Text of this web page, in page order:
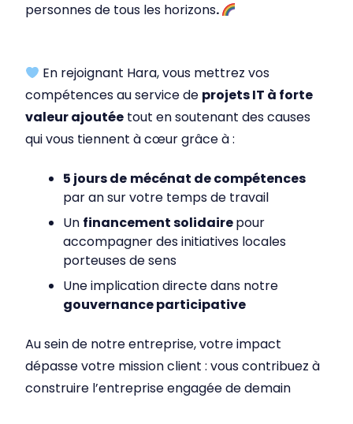
personnes de tous les horizons.
En rejoignant Hara, vous mettrez vos
compétences au service de projets IT à forte
valeur ajoutée tout en soutenant des causes
qui vous tiennent à cœur grâce à :
5 jours de mécénat de compétences
par an sur votre temps de travail
Un financement solidairepour
accompagner des initiatives locales
porteuses de sens
Une implication directe dans notre
gouvernance participative
Au sein de notre entreprise, votre impact
dépasse votre mission client : vous contribuez à
construire l’entreprise engagée de demain